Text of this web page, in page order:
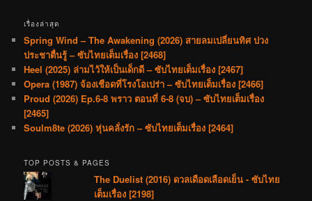
เรื่องล่าสุด
Spring Wind – The Awakening (2026) สายลมเปลี่ยนทิศ ปวง
ประชาตื่นรู้ – ซับไทยเต็มเรื่อง [2468]
Heel (2025) ล่ามไว้ให้เป็นเด็กดี – ซับไทยเต็มเรื่อง [2467]
Opera (1987) จ้องเชือดที่โรงโอเปร่า – ซับไทยเต็มเรื่อง [2466]
Proud (2026) Ep.6-8 พราว ตอนที่ 6-8 (จบ) – ซับไทยเต็มเรื่อง
[2465]
Soulm8te (2026) หุ่นคลั่งรัก – ซับไทยเต็มเรื่อง [2464]
TOP POSTS & PAGES
The Duelist (2016) ดวลเดือดเลือดเย็น - ซับไทย
เต็มเรื่อง [2198]